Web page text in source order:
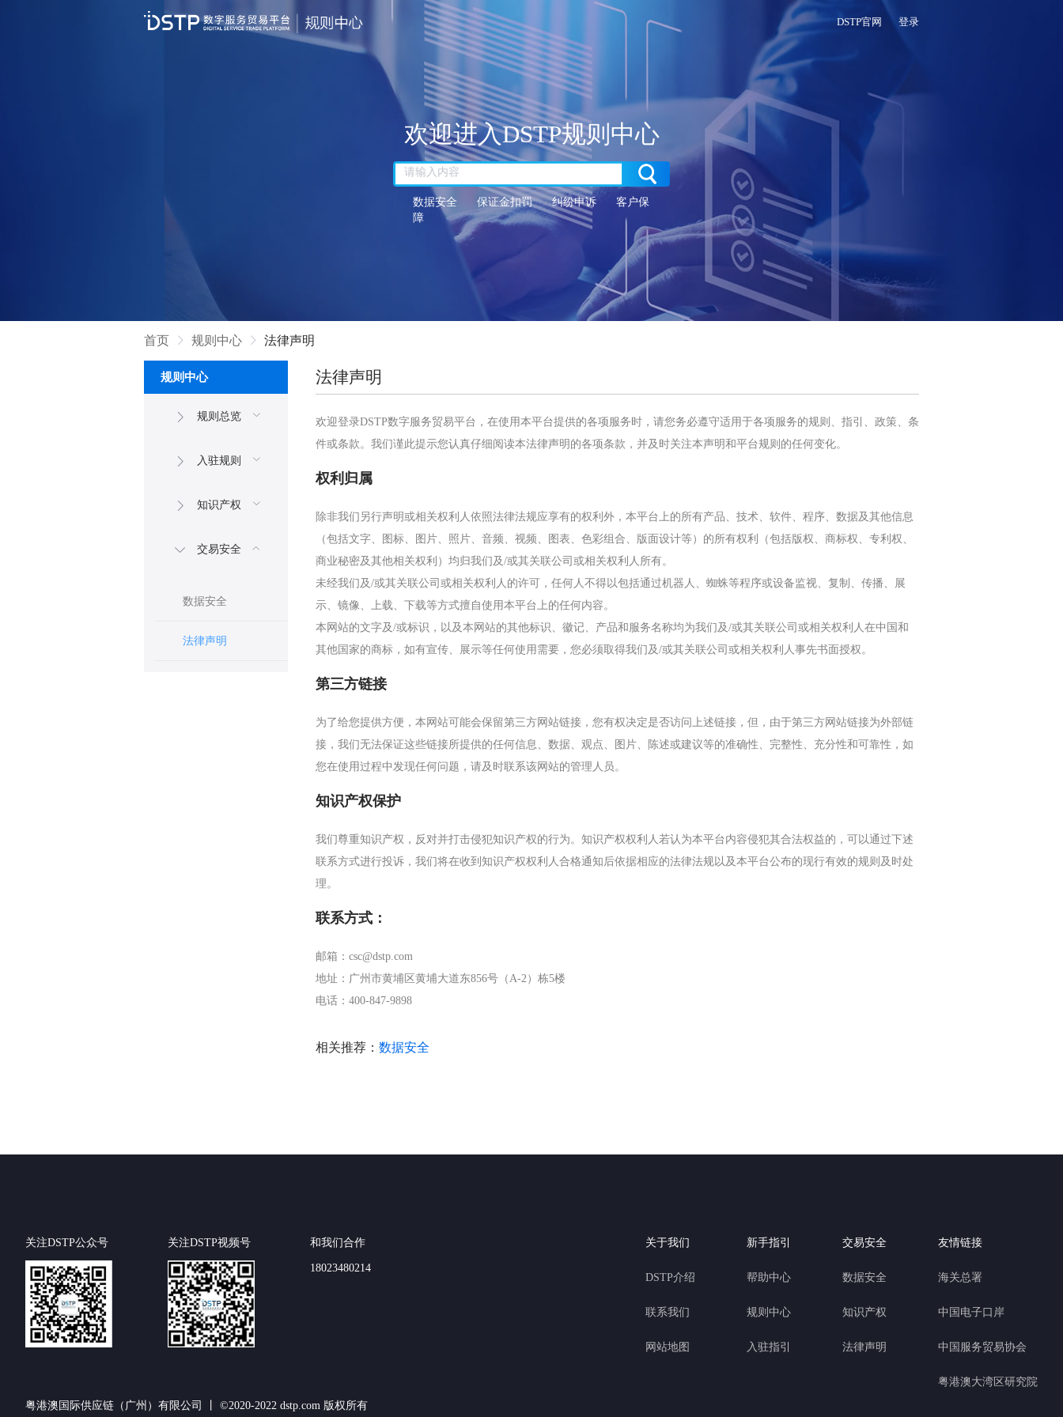
登录
DSTP官网
欢迎进入DSTP规则中心
数据安全 保证金扣罚 纠纷申诉
客户保
障
首页 规则中心 法律声明
规则中心
规则总览
入驻规则
知识产权
交易安全
数据安全
法律声明
法律声明
欢迎登录DSTP数字服务贸易平台，在使用本平台提供的各项服务时，请您务必遵守适用于各项服务的规则、指引、政策、条
件或条款。我们谨此提示您认真仔细阅读本法律声明的各项条款，并及时关注本声明和平台规则的任何变化。
权利归属
除非我们另行声明或相关权利人依照法律法规应享有的权利外，本平台上的所有产品、技术、软件、程序、数据及其他信息
（包括文字、图标、图片、照片、音频、视频、图表、色彩组合、版面设计等）的所有权利（包括版权、商标权、专利权、
商业秘密及其他相关权利）均归我们及/或其关联公司或相关权利人所有。
未经我们及/或其关联公司或相关权利人的许可，任何人不得以包括通过机器人、蜘蛛等程序或设备监视、复制、传播、展
示、镜像、上载、下载等方式擅自使用本平台上的任何内容。
本网站的文字及/或标识，以及本网站的其他标识、徽记、产品和服务名称均为我们及/或其关联公司或相关权利人在中国和
其他国家的商标，如有宣传、展示等任何使用需要，您必须取得我们及/或其关联公司或相关权利人事先书面授权。
第三方链接
为了给您提供方便，本网站可能会保留第三方网站链接，您有权决定是否访问上述链接，但，由于第三方网站链接为外部链
接，我们无法保证这些链接所提供的任何信息、数据、观点、图片、陈述或建议等的准确性、完整性、充分性和可靠性，如
您在使用过程中发现任何问题，请及时联系该网站的管理人员。
知识产权保护
我们尊重知识产权，反对并打击侵犯知识产权的行为。知识产权权利人若认为本平台内容侵犯其合法权益的，可以通过下述
联系方式进行投诉，我们将在收到知识产权权利人合格通知后依据相应的法律法规以及本平台公布的现行有效的规则及时处
理。
联系方式：
邮箱：csc@dstp.com
地址：广州市黄埔区黄埔大道东856号（A-2）栋5楼
电话：400-847-9898
相关推荐： 数据安全
关注DSTP公众号 关注DSTP视频号 和我们合作
18023480214
粤港澳国际供应链（广州）有限公司 丨 ©️2020-2022 dstp.com 版权所有
关于我们
DSTP介绍
联系我们
网站地图
新手指引
帮助中心
规则中心
入驻指引
交易安全
数据安全
知识产权
法律声明
友情链接
海关总署
中国电子口岸
中国服务贸易协会
粤港澳大湾区研究院